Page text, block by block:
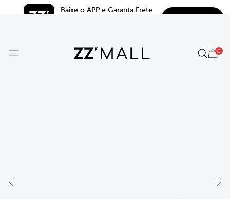
Baixe o APP e Garanta Frete
0